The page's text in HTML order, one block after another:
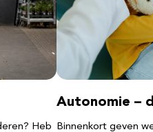
Heb
Autonomie –
Binnenkort geven